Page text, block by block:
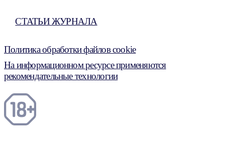
СТАТЬИ ЖУРНАЛА
Политика обработки файлов cookie
На информационном ресурсе применяются
рекомендательные технологии